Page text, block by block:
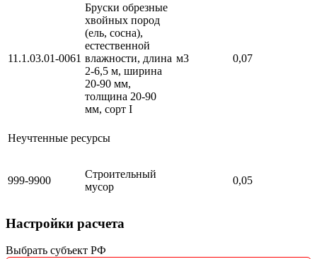
11.1.03.01-0061
Бруски обрезные
хвойных пород
(ель, сосна),
естественной
влажности, длина
2-6,5 м, ширина
20-90 мм,
толщина 20-90
мм, сорт I
м3 0,07
Неучтенные ресурсы
999-9900
Строительный
мусор
0,05
Настройки расчета
Выбрать субъект РФ